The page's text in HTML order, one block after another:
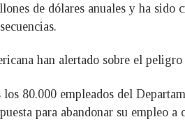
de dólares anuales y ha
han alertado sobre el
80.000 empleados del
para abandonar su empleo